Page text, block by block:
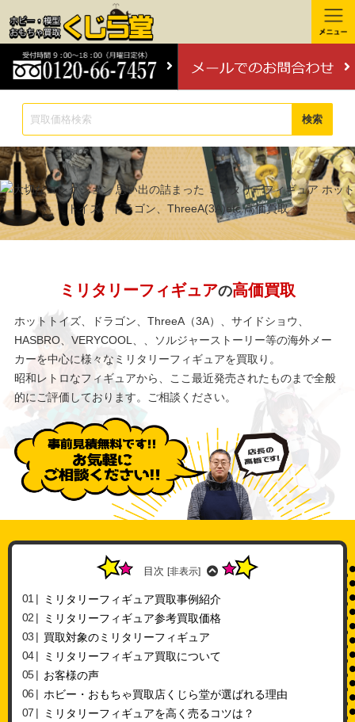
検索
ミリタリーフィギュアの高価買取
ホットトイズ、ドラゴン、ThreeA（3A）、サイドショウ、
HASBRO、VERYCOOL、、ソルジャーストーリー等の海外メー
カーを中心に様々なミリタリーフィギュアを買取り。
昭和レトロなフィギュアから、ここ最近発売されたものまで全般
的にご評価しております。ご相談ください。
目次 [非表示]
ミリタリーフィギュア買取事例紹介
ミリタリーフィギュア参考買取価格
買取対象のミリタリーフィギュア
ミリタリーフィギュア買取について
お客様の声
ホビー・おもちゃ買取店くじら堂が選ばれる理由
ミリタリーフィギュアを高く売るコツは？